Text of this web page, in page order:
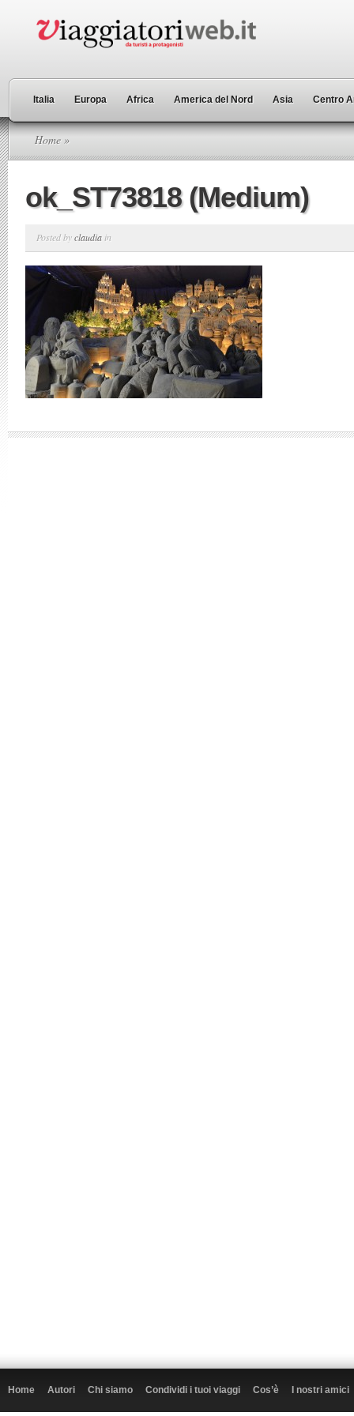
Italia Europa Africa America del Nord Asia Centro
Home »
ok_ST73818 (Medium)
Posted byclaudia in
Home Autori Chi siamo Condividi i tuoi viaggi Cos’è I nostri amici